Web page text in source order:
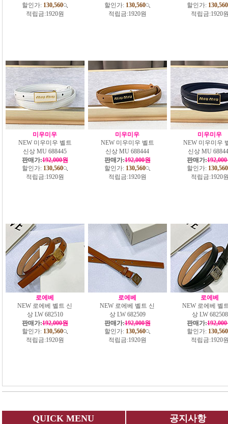
할인가: 130,560
적립금:1920원
할인가: 130,560
적립금:1920원
할인가: 130,560
적립금:1920
미우미우
NEW 미우미우 벨트
신상 MU 688445
판매가:192,000원
할인가: 130,560
적립금:1920원
미우미우
NEW 미우미우 벨트
신상 MU 688444
판매가:192,000원
할인가: 130,560
적립금:1920원
미우미우
NEW 미우미우
신상 MU
판매가:
할인가: 130,560
적립금:1920
로에베
NEW 로에베 벨트 신
상 LW 682510
판매가:192,000원
할인가: 130,560
적립금:1920원
로에베
NEW 로에베 벨트 신
상 LW 682509
판매가:192,000원
할인가: 130,560
적립금:1920원
로에베
NEW 로에베 벨
상 LW 682508
판매가:
할인가: 130,560
적립금:1920
QUICK MENU 공지사항